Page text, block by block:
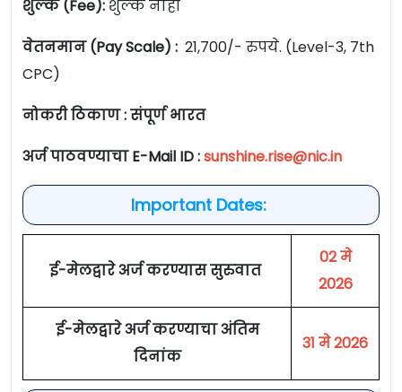
शुल्क (Fee): शुल्क नाही
वेतनमान (Pay Scale) : 21,700/- रुपये. (Level-3, 7th
CPC)
नोकरी ठिकाण : संपूर्ण भारत
अर्ज पाठवण्याचा E-Mail ID :sunshine.rise@nic.in
Important Dates:
ई-मेलद्वारे अर्ज करण्यास सुरुवात
02 मे
2026
ई-मेलद्वारे अर्ज करण्याचा अंतिम
दिनांक
31 मे 2026